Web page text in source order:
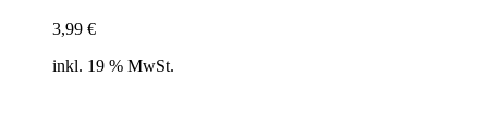
3,99 €
inkl. 19 % MwSt.